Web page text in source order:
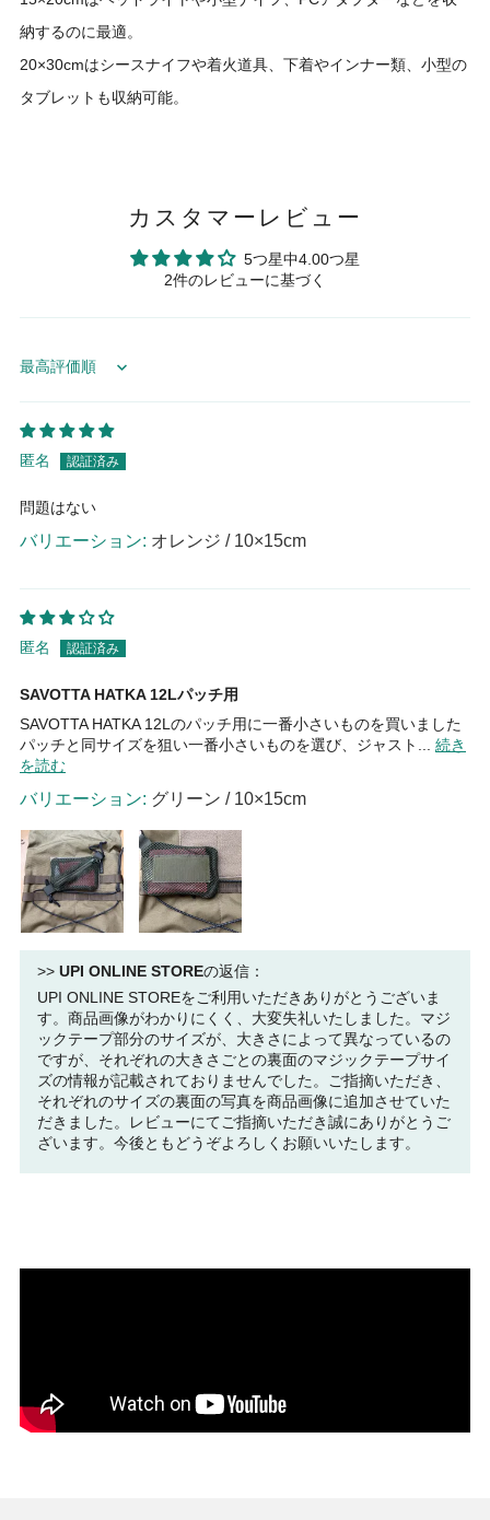
納するのに最適。
20×30cmはシースナイフや着火道具、下着やインナー類、小型の
タブレットも収納可能。
カスタマーレビュー
5つ星中4.00つ星
2件のレビューに基づく
Sort by
匿名
問題はない
オレンジ / 10×15cm
匿名
SAVOTTA HATKA 12Lパッチ用
SAVOTTA HATKA 12Lのパッチ用に一番小さいものを買いました
パッチと同サイズを狙い一番小さいものを選び、ジャスト... 続き
を読む
グリーン / 10×15cm
>> UPI ONLINE STOREの返信：
UPI ONLINE STOREをご利用いただきありがとうございま
す。商品画像がわかりにくく、大変失礼いたしました。マジ
ックテープ部分のサイズが、大きさによって異なっているの
ですが、それぞれの大きさごとの裏面のマジックテープサイ
ズの情報が記載されておりませんでした。ご指摘いただき、
それぞれのサイズの裏面の写真を商品画像に追加させていた
だきました。レビューにてご指摘いただき誠にありがとうご
ざいます。今後ともどうぞよろしくお願いいたします。